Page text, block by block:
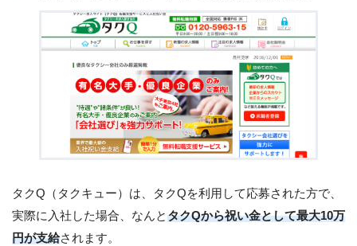
タクQ（タクキュー）は、タクQを利用して応募された方で、
実際に入社した場合、なんとタクQから祝い金として最大10万
円が支給されます。